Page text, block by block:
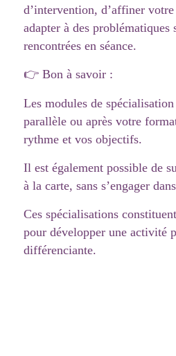
d’intervention, d’affiner
adapter à des problématiques
rencontrées en séance.
👉 Bon à savoir :
Les modules de
parallèle ou après votre
rythme et vos objectifs.
Il est également possible de
à la carte, sans s’engager
Ces spécialisations
pour développer une activité
différenciante.